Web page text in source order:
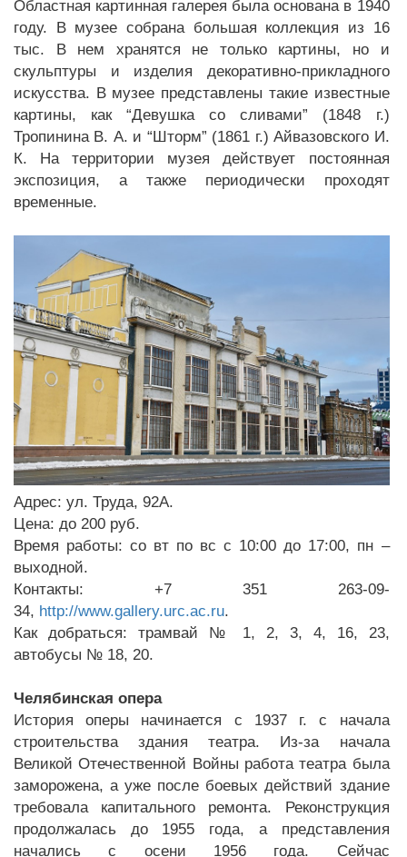
Областная картинная галерея была основана в 1940
году. В музее собрана большая коллекция из 16
тыс. В нем хранятся не только картины, но и
скульптуры и изделия декоративно-прикладного
искусства. В музее представлены такие известные
картины, как “Девушка со сливами” (1848 г.)
Тропинина В. А. и “Шторм” (1861 г.) Айвазовского И.
К. На территории музея действует постоянная
экспозиция, а также периодически проходят
временные.
Адрес: ул. Труда, 92А.
Цена: до 200 руб.
Время работы: со вт по вс с 10:00 до 17:00, пн –
выходной.
Контакты: +7 351 263-09-
34, http://www.gallery.urc.ac.ru.
Как добраться: трамвай № 1, 2, 3, 4, 16, 23,
автобусы № 18, 20.
Челябинская опера
История оперы начинается с 1937 г. с начала
строительства здания театра. Из-за начала
Великой Отечественной Войны работа театра была
заморожена, а уже после боевых действий здание
требовала капитального ремонта. Реконструкция
продолжалась до 1955 года, а представления
начались с осени 1956 года. Сейчас